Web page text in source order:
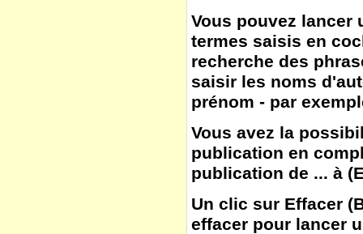
Vous pouvez lancer
termes saisis en
recherche des
saisir les noms
prénom - par
Vous avez la
publication en
publication de ... à (
Un clic sur Effacer (
effacer pour lancer